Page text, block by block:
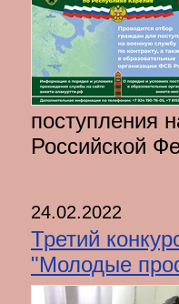
поступления
Российской
24.02.2022
Третий
"Молодые